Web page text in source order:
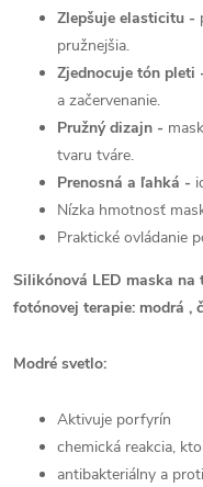
Zlepšuje elasticitu -
pružnejšia.
Zjednocuje tón pleti
a začervenanie.
Pružný dizajn -
tvaru tváre.
Prenosná a ľahká -
Nízka hmotnosť
Praktické ovládanie
Silikónová LED maska
fotónovej terapie: modrá ,
Modré svetlo:
Aktivuje porfyrín
chemická reakcia,
antibakteriálny a